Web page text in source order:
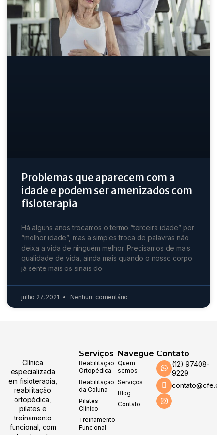
Problemas que aparecem com a
idade e podem ser amenizados com
fisioterapia
Há alguns anos trocamos o termo “terceira idade” por
“melhor idade”, mas a simples troca de palavras não
deixa a vida de ninguém melhor. Precisamos de mais
qualidade de vida, ainda mais quando o nosso corpo
já sente mais os sinais do
julho 27, 2021 Nenhum comentário
Clínica
especializada
em fisioterapia,
reabilitação
ortopédica,
pilates e
treinamento
funcional, com
Serviços
Reabilitação
Ortopédica
Reabilitação
da Coluna
Pilates
Clínico
Treinamento
Funcional
Navegue
Quem
somos
Serviços
Blog
Contato
Contato
(12) 97408-
9229